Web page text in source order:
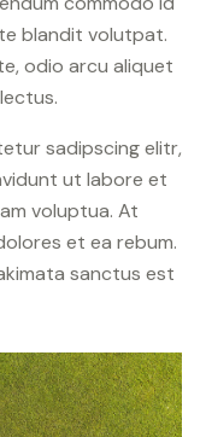
blandit volutpat.
odio arcu aliquet
sadipscing elitr,
ut labore et
voluptua. At
et ea rebum.
sanctus est